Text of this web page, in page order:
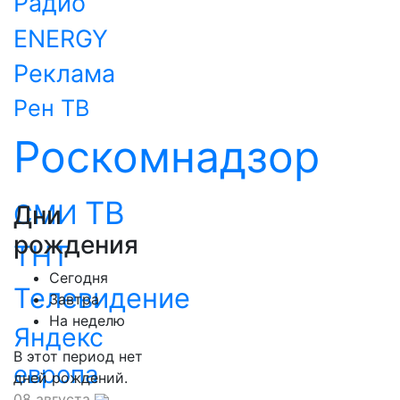
ENERGY
Реклама
Рен ТВ
Роскомнадзор
СМИ ТВ
ТНТ
Телевидение
Яндекс
европа
Дни
рождения
Сегодня
Завтра
На неделю
В этот период нет
дней рождений.